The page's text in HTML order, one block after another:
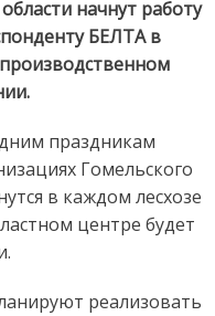
начнут работу
БЕЛТА в
праздникам
Гомельского
в каждом лесхозе
центре будет
реализовать